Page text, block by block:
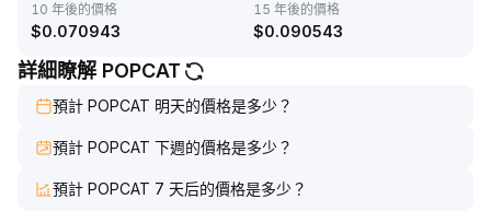
10 年後的價格
$0.070943
15 年後的價格
$0.090543
詳細瞭解 POPCAT
預計 POPCAT 明天的價格是多少？
預計 POPCAT 下週的價格是多少？
預計 POPCAT 7 天后的價格是多少？